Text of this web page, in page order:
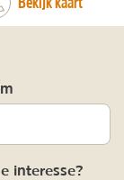
interesse?